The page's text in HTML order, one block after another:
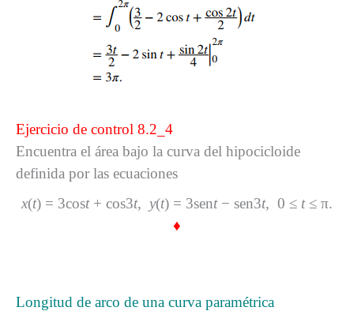
Ejercicio de control 8.2_4
Encuentra el área bajo la curva del hipocicloide
definida por las ecuaciones
x(t) = 3cost+ cos3t, y(t) = 3sent− sen3t, 0 ≤ t≤ π.
♦
Longitud de arco de una curva paramétrica